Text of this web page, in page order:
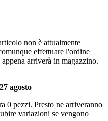
non è attualmente
effettuare l'ordine
arriverà in magazzino.
agosto
0 pezzi. Presto ne arriveranno
variazioni se vengono